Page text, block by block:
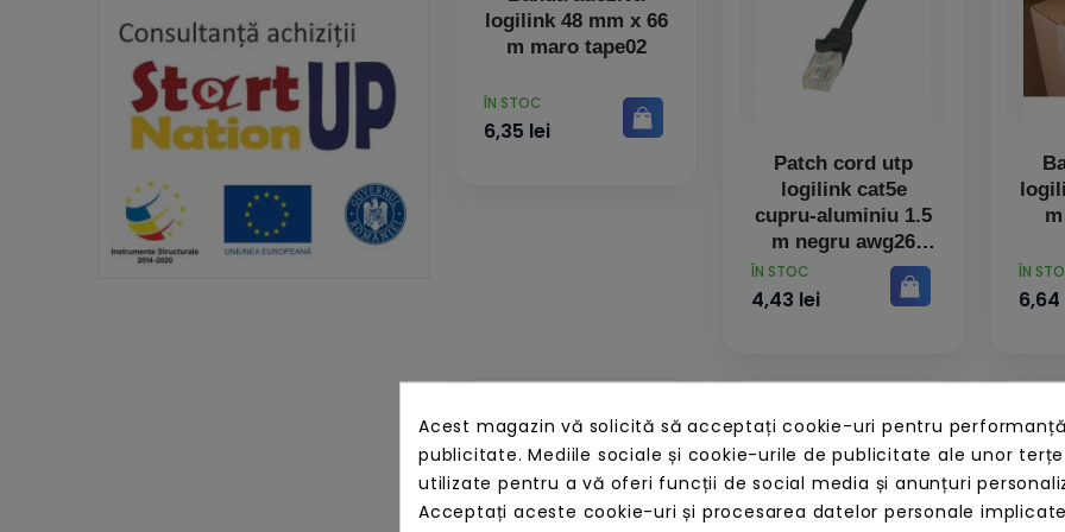
logilink 48 mm x 66
m maro tape02
PRET
ÎN STOC
6,35 lei
Patch cord utp
logilink cat5e
cupru-aluminiu 1.5
m negru awg26
cp1043u (include tv
0.06 lei)
PRET
ÎN STOC
4,43 lei
PRET
ÎN
6,64
Acest magazin vă solicită să acceptați cookie-uri pentru
publicitate. Mediile sociale și cookie-urile de publicitate ale unor
utilizate pentru a vă oferi funcții de social media și anunțuri
Acceptați aceste cookie-uri și procesarea datelor personale